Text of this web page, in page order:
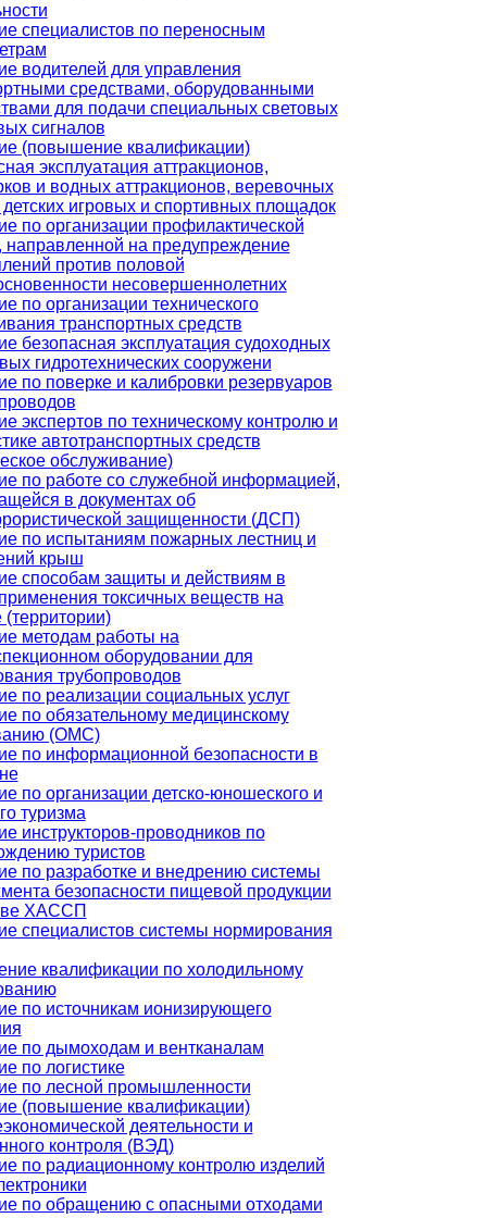
специалистов по переносным
водителей для управления
средствами, оборудованными
для подачи специальных световых
сигналов
(повышение квалификации)
эксплуатация аттракционов,
и водных аттракционов, веревочных
игровых и спортивных площадок
по организации профилактической
направленной на предупреждение
против половой
несовершеннолетних
по организации технического
транспортных средств
безопасная эксплуатация судоходных
гидротехнических сооружени
по поверке и калибровки резервуаров
экспертов по техническому контролю и
автотранспортных средств
обслуживание)
по работе со служебной информацией,
в документах об
защищенности (ДСП)
по испытаниям пожарных лестниц и
крыш
способам защиты и действиям в
токсичных веществ на
(территории)
методам работы на
оборудовании для
трубопроводов
по реализации социальных услуг
по обязательному медицинскому
(ОМС)
по информационной безопасности в
по организации детско-юношеского и
туризма
инструкторов-проводников по
туристов
по разработке и внедрению системы
безопасности пищевой продукции
ХАССП
специалистов системы нормирования
квалификации по холодильному
по источникам ионизирующего
по дымоходам и вентканалам
по логистике
по лесной промышленности
(повышение квалификации)
деятельности и
контроля (ВЭД)
по радиационному контролю изделий
по обращению с опасными отходами